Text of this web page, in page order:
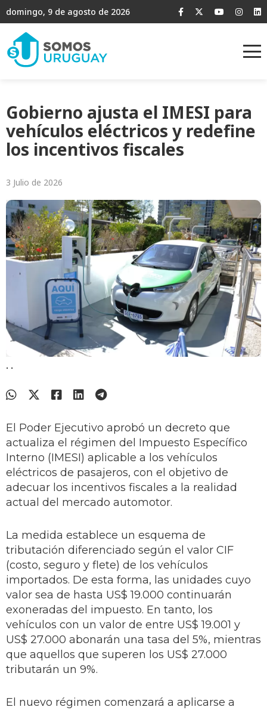
domingo, 9 de agosto de 2026
Gobierno ajusta el IMESI para
vehículos eléctricos y redefine
los incentivos fiscales
3 Julio de 2026
. .
El Poder Ejecutivo aprobó un decreto que
actualiza el régimen del Impuesto Específico
Interno (IMESI) aplicable a los vehículos
eléctricos de pasajeros, con el objetivo de
adecuar los incentivos fiscales a la realidad
actual del mercado automotor.
La medida establece un esquema de
tributación diferenciado según el valor CIF
(costo, seguro y flete) de los vehículos
importados. De esta forma, las unidades cuyo
valor sea de hasta US$ 19.000 continuarán
exoneradas del impuesto. En tanto, los
vehículos con un valor de entre US$ 19.001 y
US$ 27.000 abonarán una tasa del 5%, mientras
que aquellos que superen los US$ 27.000
tributarán un 9%.
El nuevo régimen comenzará a aplicarse a